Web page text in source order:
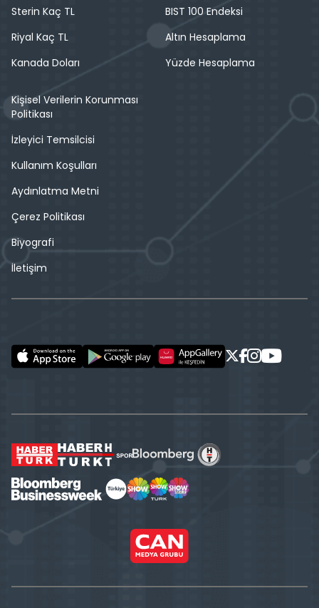
Sterin Kaç TL
Riyal Kaç TL
Kanada Doları
BIST 100 Endeksi
Altın Hesaplama
Yüzde Hesaplama
Kişisel Verilerin Korunması
Politikası
İzleyici Temsilcisi
Kullanım Koşulları
Aydınlatma Metni
Çerez Politikası
Biyografi
İletişim